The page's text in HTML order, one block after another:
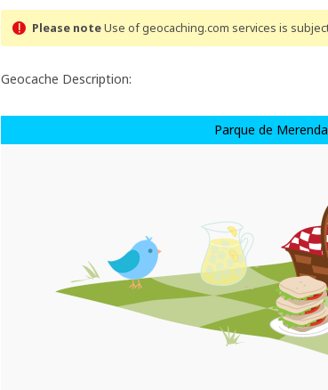
Please noteUse of geocaching.com services is
Geocache Description:
Parque de